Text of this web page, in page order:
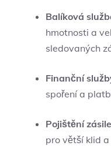
Balíková
hmotnosti a
sledovaných
Finanční
spoření a
Pojištění
pro větší klid